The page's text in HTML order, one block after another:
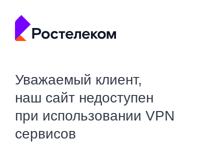
Уважаемый клиент,
наш сайт недоступен
при использовании VPN
сервисов